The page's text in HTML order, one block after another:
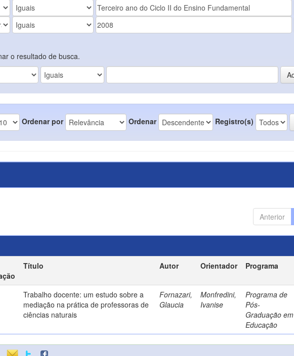
o resultado de busca.
Ordenar por Ordenar Registro(s)
Anterior
Título Autor Orientador Programa
Trabalho docente: um estudo sobre a
mediação na prática de professoras de
ciências naturais
Fornazari,
Glaucia
Monfredini,
Ivanise
Programa de
Pós-
Graduação em
Educação